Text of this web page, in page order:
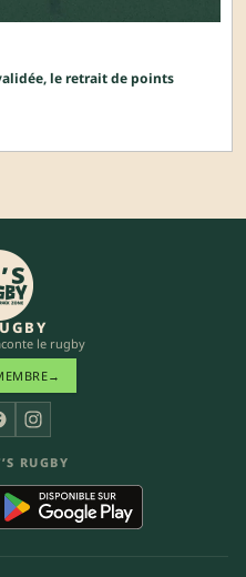
le retrait de points
le rugby
→
FacebookInstagram
RUGBY